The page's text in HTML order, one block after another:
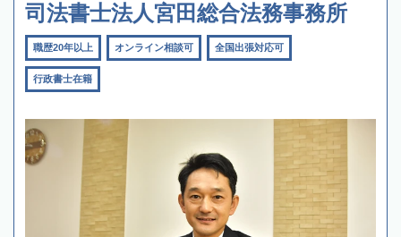
司法書士法人宮田総合法務事務所
職歴20年以上 オンライン相談可 全国出張対応可
行政書士在籍